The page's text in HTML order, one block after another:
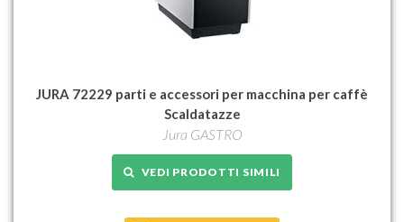
JURA 72229 parti e accessori per macchina per caffè
Scaldatazze
Jura GASTRO
VEDI PRODOTTI SIMILI